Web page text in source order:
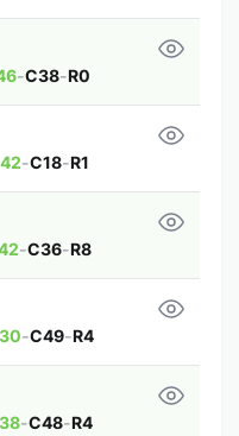
-C38-R0
42-C18-R1
-C36-R8
30-C49-R4
38-C48-R4